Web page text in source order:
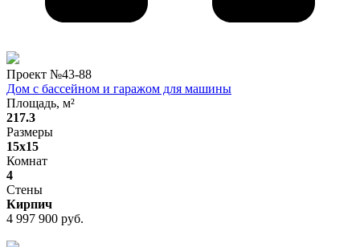
Проект №43-88
Дом с бассейном и гаражом для машины
Площадь, м²
217.3
Размеры
15x15
Комнат
4
Стены
Кирпич
4 997 900 руб.